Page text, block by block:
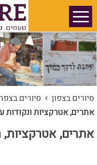
סיורים בצפון › סיורים
אתרים, אטרקציות ונקודות
אתרים, אטרקציות,